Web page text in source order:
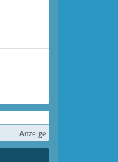
Anzeige